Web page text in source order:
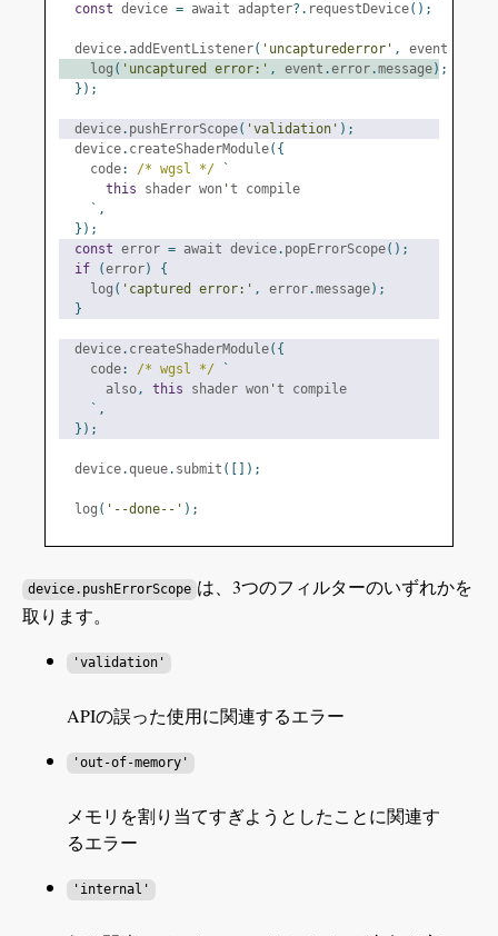
const device = await adapter?. requestDevice();
  device
. addEventListener( 'uncapturederror' , event
    log
( 'uncaptured error:' , event .error.message);
});
  device
. pushErrorScope( 'validation' );
  device
. createShaderModule({
    code
: /* wgsl */
`
this shader won 't compile
`,
});
const error = await device. popErrorScope();
if
(error)
{
    log
( 'captured error:' , error.message);
}
  device
. createShaderModule({
    code
: /* wgsl */
`
      also
, this shader won 't compile
`,
});
  device
.queue. submit ([]);
  log
( '--done--' );
device.pushErrorScope は、3つのフィルターのいずれかを
取ります。
'validation'
APIの誤った使用に関連するエラー
'out-of-memory'
メモリを割り当てすぎようとしたことに関連す
るエラー
'internal'